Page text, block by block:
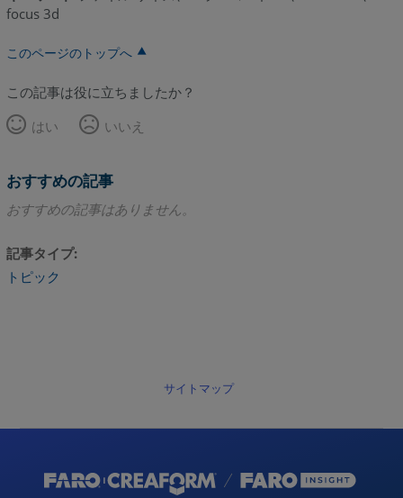
focus 3d
このページのトップへ
この記事は役に立ちましたか？
はい
いいえ
おすすめの記事
おすすめの記事はありません。
記事タイプ
トピック
サイトマップ